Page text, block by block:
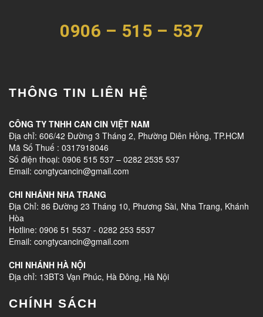
0906 – 515 – 537
THÔNG TIN LIÊN HỆ
CÔNG TY TNHH CAN CIN VIỆT NAM
Địa chỉ: 606/42 Đường 3 Tháng 2, Phường Diên Hồng, TP.HCM
Mã Số Thuế : 0317918046
Số điện thoại: 0906 515 537 – 0282 2535 537
Email: congtycancin@gmail.com
CHI NHÁNH NHA TRANG
Địa Chỉ: 86 Đường 23 Tháng 10, Phương Sài, Nha Trang, Khánh
Hòa
Hotline: 0906 51 5537 - 0282 253 5537
Email: congtycancin@gmail.com
CHI NHÁNH HÀ NỘI
Địa chỉ: 13BT3 Vạn Phúc, Hà Đông, Hà Nội
CHÍNH SÁCH